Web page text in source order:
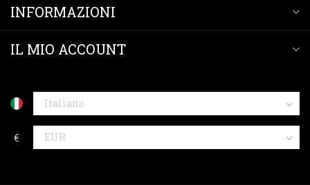
INFORMAZIONI
IL MIO ACCOUNT
€